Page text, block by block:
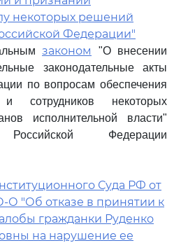
некоторых решений
Федерации"
законом
"О внесении
законодательные акты
по вопросам обеспечения
и сотрудников некоторых
исполнительной власти"
Российской Федерации
Суда РФ от
О "Об отказе в принятии к
гражданки Руденко
на нарушение ее